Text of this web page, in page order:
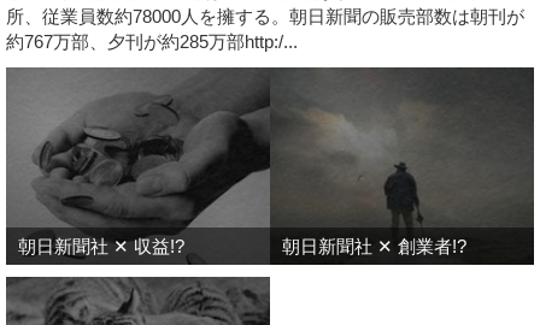
所、従業員数約78000人を擁する。朝日新聞の販売部数は朝刊が
約767万部、夕刊が約285万部http:/...
朝日新聞社 ✕ 収益!? 朝日新聞社 ✕ 創業者!?